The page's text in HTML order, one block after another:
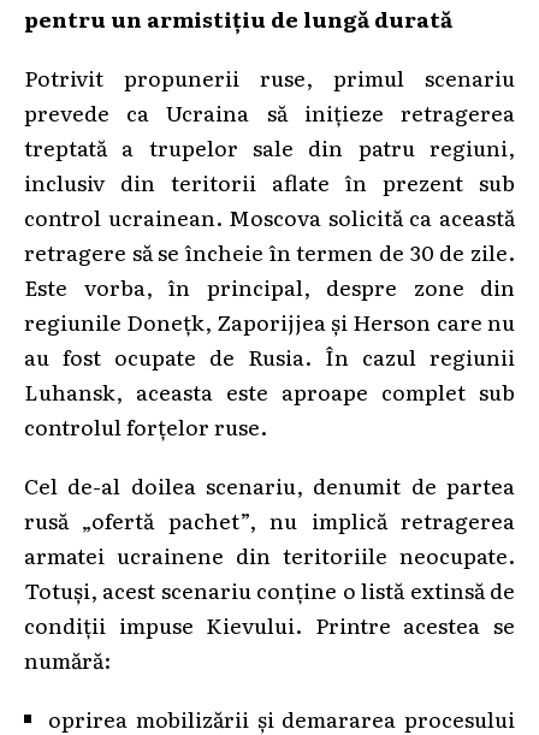
pentru un armistițiu de lungă durată
Potrivit propunerii ruse, primul scenariu
prevede ca Ucraina să inițieze retragerea
treptată a trupelor sale din patru regiuni,
inclusiv din teritorii aflate în prezent sub
control ucrainean. Moscova solicită ca această
retragere să se încheie în termen de 30 de zile.
Este vorba, în principal, despre zone din
regiunile Donețk, Zaporijjea și Herson care nu
au fost ocupate de Rusia. În cazul regiunii
Luhansk, aceasta este aproape complet sub
controlul forțelor ruse.
Cel de-al doilea scenariu, denumit de partea
rusă „ofertă pachet”, nu implică retragerea
armatei ucrainene din teritoriile neocupate.
Totuși, acest scenariu conține o listă extinsă de
condiții impuse Kievului. Printre acestea se
numără:
oprirea mobilizării și demararea procesului